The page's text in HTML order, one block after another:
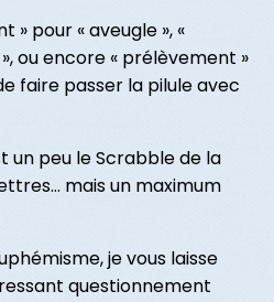
» pour « aveugle », «
ou encore « prélèvement »
faire passer la pilule avec
un peu le Scrabble de la
mais un maximum
je vous laisse
questionnement